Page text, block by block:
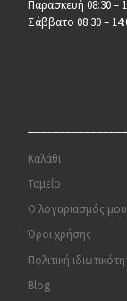
Παρασκευή 08:30 –
Σάββατο 08:30 –
Καλάθι
Ταμείο
Ο λογαριασμός μου
Όροι χρήσης
Πολιτική
Blog